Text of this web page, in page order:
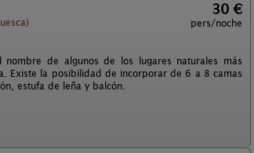
30 €
pers/noche
de algunos de los lugares naturales más
Existe la posibilidad de incorporar de 6 a 8 camas
estufa de leña y balcón.